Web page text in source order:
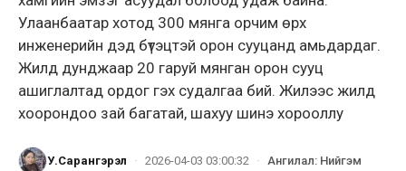
Улаанбаатар хотод 300 мянга орчим өрх
инженерийн дэд бүтэцтэй орон сууцанд амьдардаг.
Жилд дунджаар 20 гаруй мянган орон сууц
ашиглалтад ордог гэх судалгаа бий. Жилээс жилд
хоорондоо зай багатай, шахуу шинэ хорооллу
У.Сарангэрэл · 2026-04-03 03:00:32 · Ангилал: Нийгэм